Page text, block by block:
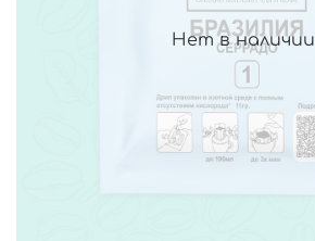
Нет в наличии